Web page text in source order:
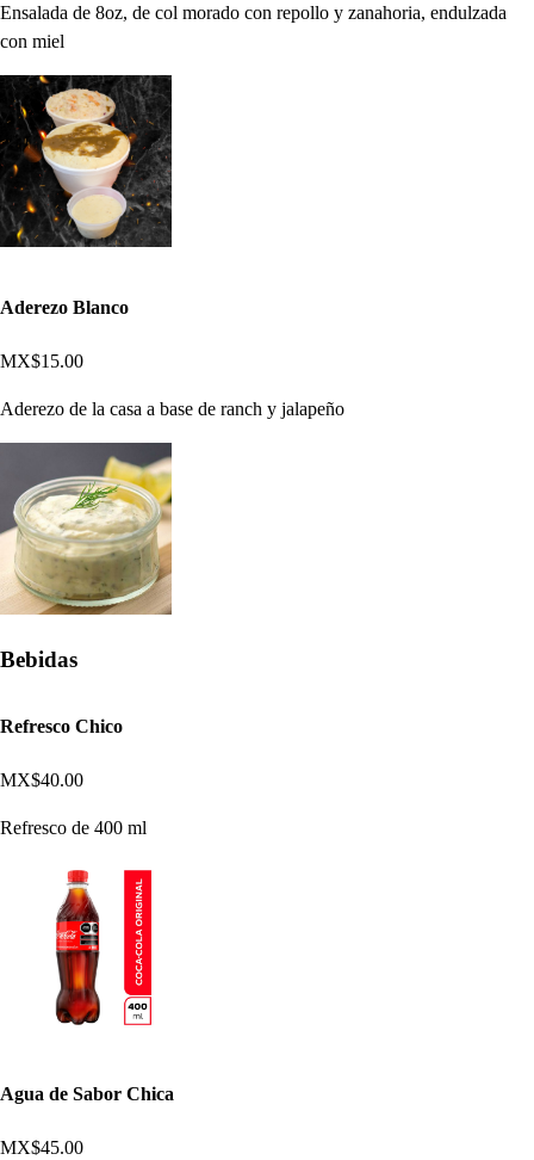
Ensalada de 8oz, de col morado con repollo y zanahoria, endulzada
con miel
Aderezo Blanco
MX$15.00
Aderezo de la casa a base de ranch y jalapeño
Bebidas
Refresco Chico
MX$40.00
Refresco de 400 ml
Agua de Sabor Chica
MX$45.00